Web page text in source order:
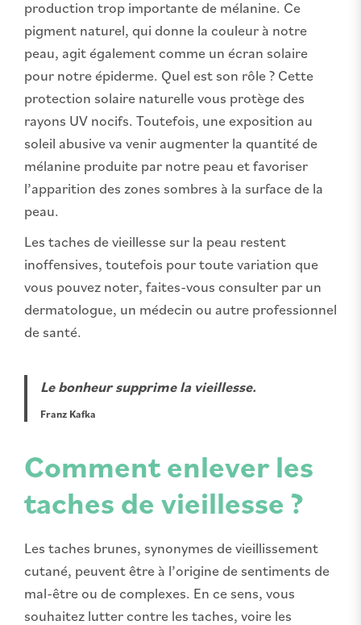
production trop importante de mélanine. Ce
pigment naturel, qui donne la couleur à notre
peau, agit également comme un écran solaire
pour notre épiderme. Quel est son rôle ? Cette
protection solaire naturelle vous protège des
rayons UV nocifs. Toutefois, une exposition au
soleil abusive va venir augmenter la quantité de
mélanine produite par notre peau et favoriser
l’apparition des zones sombres à la surface de la
peau.
Les taches de vieillesse sur la peau restent
inoffensives, toutefois pour toute variation que
vous pouvez noter, faites-vous consulter par un
dermatologue, un médecin ou autre professionnel
de santé.
Le bonheur supprime la vieillesse.
Franz Kafka
Comment enlever les
taches de vieillesse ?
Les taches brunes, synonymes de vieillissement
cutané, peuvent être à l’origine de sentiments de
mal-être ou de complexes. En ce sens, vous
souhaitez lutter contre les taches, voire les